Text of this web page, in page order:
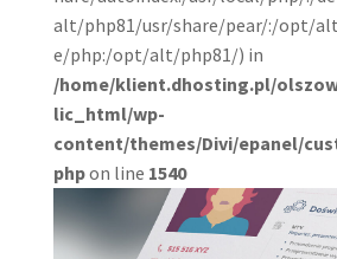
alt/php81/usr/share/pear/:/opt/
e/php:/opt/alt/php81/) in
/home/klient.dhosting.pl/
lic_html/wp-
content/themes/Divi/epanel/
phpon line 1540